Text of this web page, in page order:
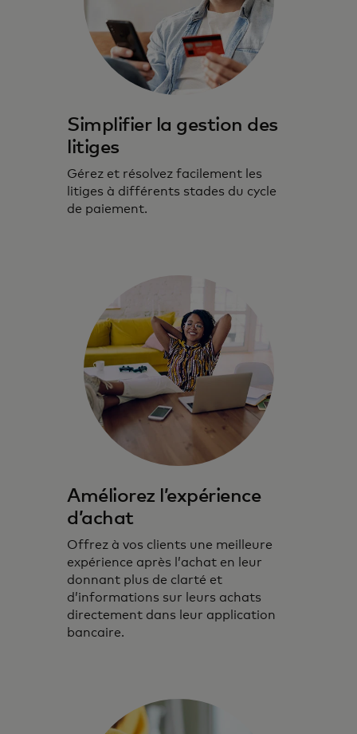
Simplifier la gestion des
litiges
Gérez et résolvez facilement les
litiges à différents stades du cycle
de paiement.
Améliorez l’expérience
d’achat
Offrez à vos clients une meilleure
expérience après l’achat en leur
donnant plus de clarté et
d’informations sur leurs achats
directement dans leur application
bancaire.